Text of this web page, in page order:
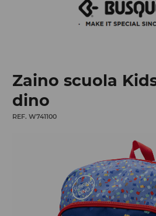
Zaino scuola
dino
REF. W741100